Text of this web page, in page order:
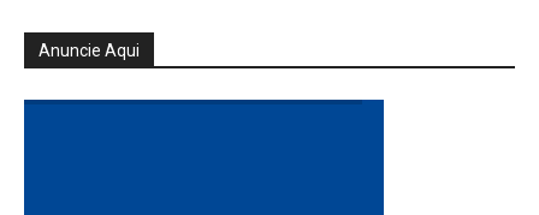
Anuncie Aqui